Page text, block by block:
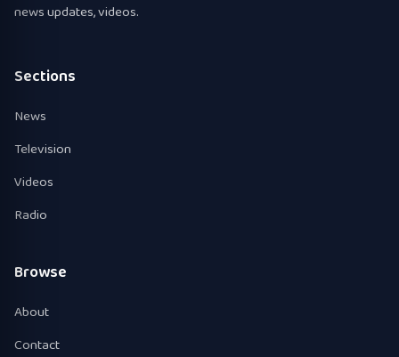
news updates, videos.
Sections
News
Television
Videos
Radio
Browse
About
Contact